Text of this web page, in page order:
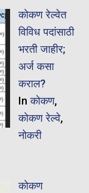
कोकण रेल्वेत
विविध पदांसाठी
भरती जाहीर;
अर्ज कसा
कराल?
Inकोकण,
कोकण रेल्वे,
नोकरी
कोकण